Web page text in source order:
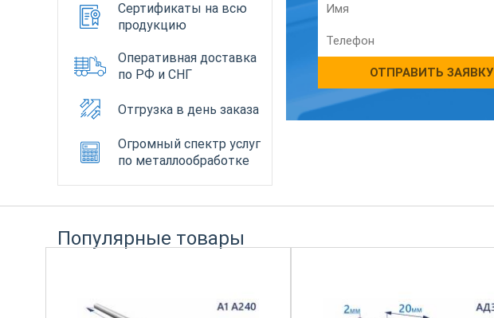
Сертификаты на всю
продукцию
Оперативная доставка
по РФ и СНГ
Отгрузка в день заказа
Огромный спектр услуг
по металлообработке
ОТПРАВИТЬ ЗАЯВКУ
Популярные товары